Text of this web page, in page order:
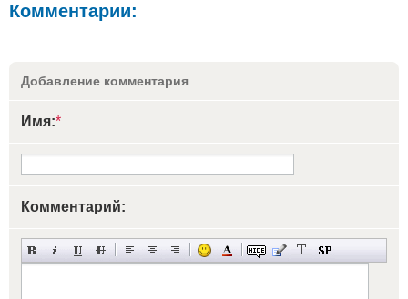
Комментарии:
Добавление комментария
Имя:*
Комментарий: